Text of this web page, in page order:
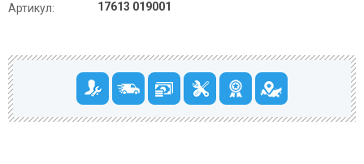
Артикул:
17613 019001